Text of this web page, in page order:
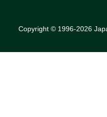
Copyright © 1996-2026